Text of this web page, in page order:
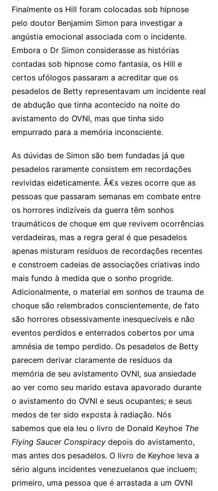
Finalmente os Hill foram colocadas sob hipnose
pelo doutor Benjamim Simon para investigar a
angústia emocional associada com o incidente.
Embora o Dr Simon considerasse as histórias
contadas sob hipnose como fantasia, os Hill e
certos ufólogos passaram a acreditar que os
pesadelos de Betty representavam um incidente real
de abdução que tinha acontecido na noite do
avistamento do OVNI, mas que tinha sido
empurrado para a memória inconsciente.
As dúvidas de Simon são bem fundadas já que
pesadelos raramente consistem em recordações
revividas eideticamente. Ã€s vezes ocorre que as
pessoas que passaram semanas em combate entre
os horrores indizíveis da guerra têm sonhos
traumáticos de choque em que revivem ocorrências
verdadeiras, mas a regra geral é que pesadelos
apenas misturam resíduos de recordações recentes
e constroem cadeias de associações criativas indo
mais fundo à medida que o sonho progride.
Adicionalmente, o material em sonhos de trauma de
choque são relembrados conscientemente, de fato
são horrores obsessivamente inesquecíveis e não
eventos perdidos e enterrados cobertos por uma
amnésia de tempo perdido. Os pesadelos de Betty
parecem derivar claramente de resíduos da
memória de seu avistamento OVNI, sua ansiedade
ao ver como seu marido estava apavorado durante
o avistamento do OVNI e seus ocupantes; e seus
medos de ter sido exposta à radiação. Nós
sabemos que ela leu o livro de Donald Keyhoe The
Flying Saucer Conspiracydepois do avistamento,
mas antes dos pesadelos. O livro de Keyhoe leva a
sério alguns incidentes venezuelanos que incluem;
primeiro, uma pessoa que é arrastada a um OVNI